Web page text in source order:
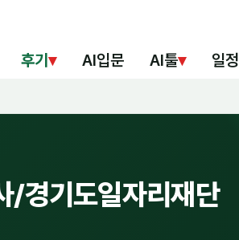
후기 ▾ AI입문 AI툴▾ 일정
/경기도일자리재단